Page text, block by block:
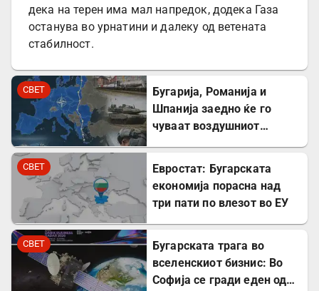
дека на терен има мал напредок, додека Газа
останува во урнатини и далеку од ветената
стабилност.
СВЕТ
Бугарија, Романија и
Шпанија заедно ќе го
чуваат воздушниот
СВЕТ
Евростат: Бугарската
економија порасна над
три пати по влезот во ЕУ
СВЕТ
Бугарската трага во
вселенскиот бизнис: Во
Софија се гради еден од